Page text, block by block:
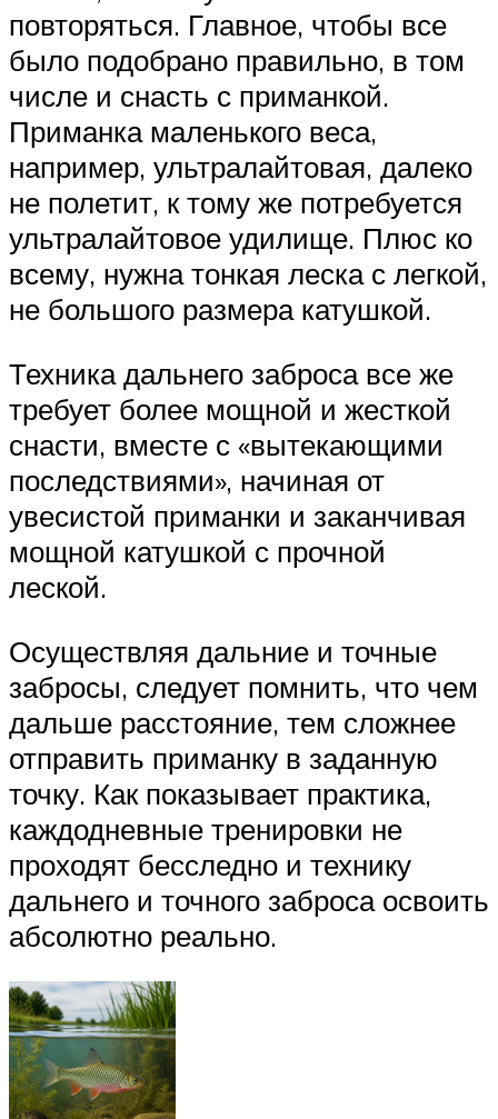
повторяться. Главное, чтобы все
было подобрано правильно, в том
числе и снасть с приманкой.
Приманка маленького веса,
например, ультралайтовая, далеко
не полетит, к тому же потребуется
ультралайтовое удилище. Плюс ко
всему, нужна тонкая леска с легкой,
не большого размера катушкой.
Техника дальнего заброса все же
требует более мощной и жесткой
снасти, вместе с «вытекающими
последствиями», начиная от
увесистой приманки и заканчивая
мощной катушкой с прочной
леской.
Осуществляя дальние и точные
забросы, следует помнить, что чем
дальше расстояние, тем сложнее
отправить приманку в заданную
точку. Как показывает практика,
каждодневные тренировки не
проходят бесследно и технику
дальнего и точного заброса освоить
абсолютно реально.